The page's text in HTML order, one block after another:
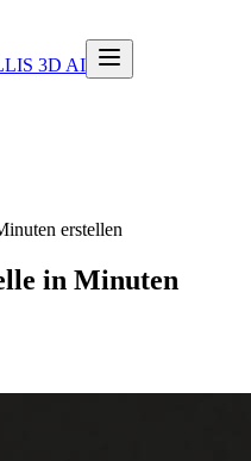
3D AI
erstellen
in Minuten